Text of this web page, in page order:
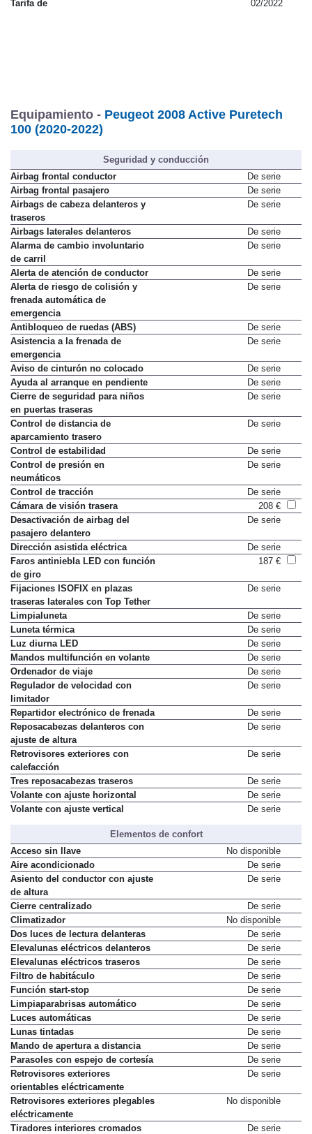
Tarifa de 02/2022
Equipamiento - Peugeot 2008 Active Puretech
100 (2020-2022)
Seguridad y conducción
Airbag frontal conductor
De serie
Airbag frontal pasajero
De serie
Airbags de cabeza delanteros y
traseros
De serie
Airbags laterales delanteros
De serie
Alarma de cambio involuntario
de carril
De serie
Alerta de atención de conductor
De serie
Alerta de riesgo de colisión y
frenada automática de
emergencia
De serie
Antibloqueo de ruedas (ABS)
De serie
Asistencia a la frenada de
emergencia
De serie
Aviso de cinturón no colocado
De serie
Ayuda al arranque en pendiente
De serie
Cierre de seguridad para niños
en puertas traseras
De serie
Control de distancia de
aparcamiento trasero
De serie
Control de estabilidad
De serie
Control de presión en
neumáticos
De serie
Control de tracción
De serie
Cámara de visión trasera
208 €
Desactivación de airbag del
pasajero delantero
De serie
Dirección asistida eléctrica
De serie
Faros antiniebla LED con función
de giro
187 €
Fijaciones ISOFIX en plazas
traseras laterales con Top Tether
De serie
Limpialuneta
De serie
Luneta térmica
De serie
Luz diurna LED
De serie
Mandos multifunción en volante
De serie
Ordenador de viaje
De serie
Regulador de velocidad con
limitador
De serie
Repartidor electrónico de frenada
De serie
Reposacabezas delanteros con
ajuste de altura
De serie
Retrovisores exteriores con
calefacción
De serie
Tres reposacabezas traseros
De serie
Volante con ajuste horizontal
De serie
Volante con ajuste vertical
De serie
Elementos de confort
Acceso sin llave
No disponible
Aire acondicionado
De serie
Asiento del conductor con ajuste
de altura
De serie
Cierre centralizado
De serie
Climatizador
No disponible
Dos luces de lectura delanteras
De serie
Elevalunas eléctricos delanteros
De serie
Elevalunas eléctricos traseros
De serie
Filtro de habitáculo
De serie
Función start-stop
De serie
Limpiaparabrisas automático
De serie
Luces automáticas
De serie
Lunas tintadas
De serie
Mando de apertura a distancia
De serie
Parasoles con espejo de cortesía
De serie
Retrovisores exteriores
orientables eléctricamente
De serie
Retrovisores exteriores plegables
eléctricamente
No disponible
Tiradores interiores cromados
De serie